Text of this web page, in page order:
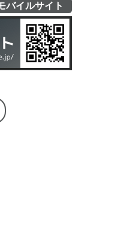
バイルサイト